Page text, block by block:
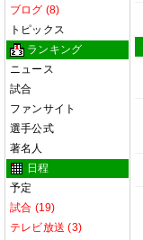
ブログ (8)
トピックス
ランキング
ニュース
試合
ファンサイト
選手公式
著名人
日程
予定
試合 (19)
テレビ放送 (3)